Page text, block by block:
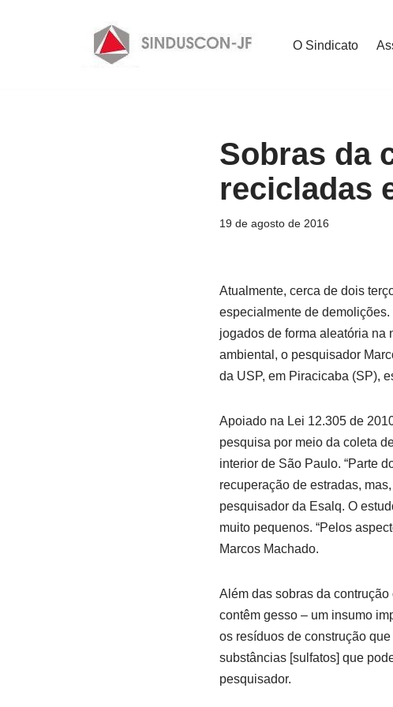
O Sindicato
Sobras da
recicladas
19 de agosto de 2016
Atualmente, cerca de dois
especialmente de demolições.
jogados de forma aleatória na
ambiental, o pesquisador
da USP, em Piracicaba (SP),
Apoiado na Lei 12.305 de
pesquisa por meio da coleta
interior de São Paulo. “Parte
recuperação de estradas,
pesquisador da Esalq. O
muito pequenos. “Pelos
Marcos Machado.
Além das sobras da
contêm gesso – um insumo
os resíduos de construção
substâncias [sulfatos] que
pesquisador.